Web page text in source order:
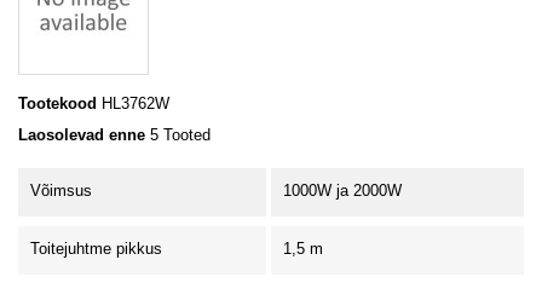
Tootekood HL3762W
Laosolevad enne 5 Tooted
Võimsus 1000W ja 2000W
Toitejuhtme pikkus 1,5 m